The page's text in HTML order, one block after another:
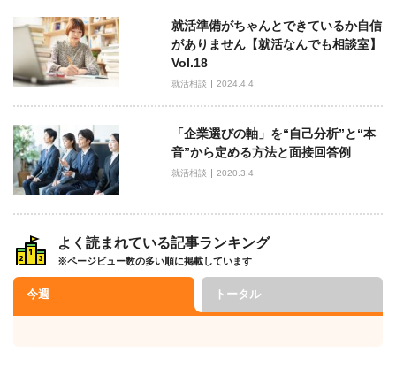
就活準備がちゃんとできているか自信
がありません【就活なんでも相談室】
Vol.18
就活相談 2024.4.4
「企業選びの軸」を“自己分析”と“本
音”から定める方法と面接回答例
就活相談 2020.3.4
よく読まれている記事ランキング
※ページビュー数の多い順に掲載しています
今週 トータル